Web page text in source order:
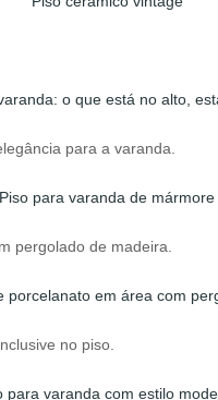
para a varanda.
pergolado de madeira.
no piso.